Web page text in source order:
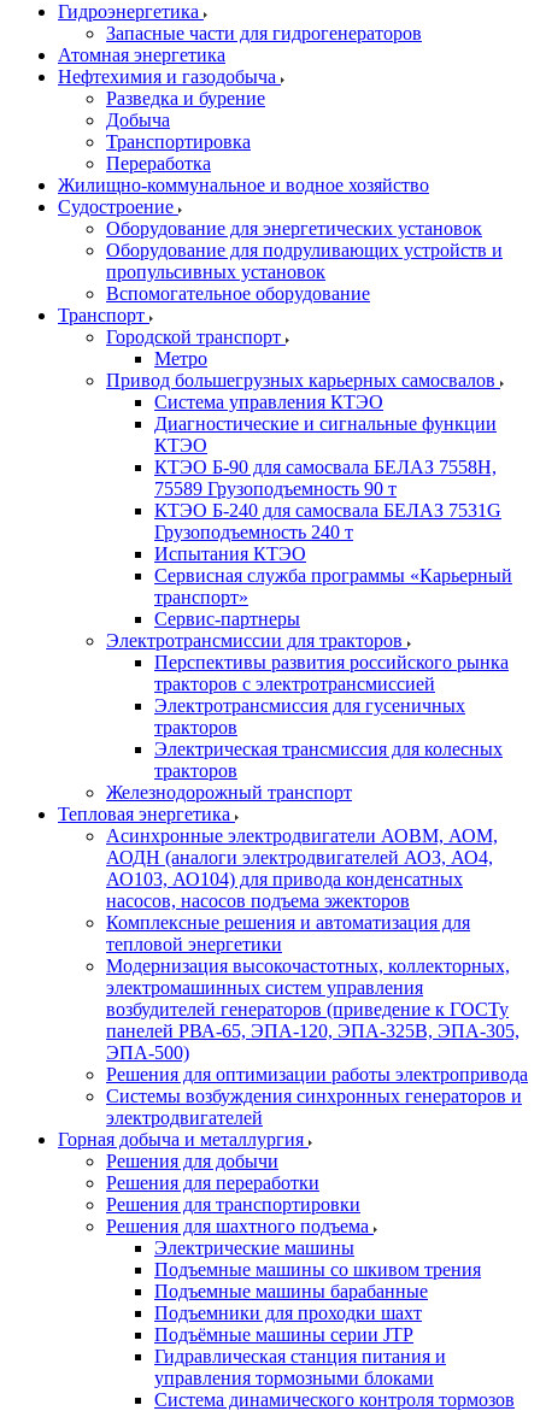
Гидроэнергетика
Запасные части для гидрогенераторов
Атомная энергетика
Нефтехимия и газодобыча
Разведка и бурение
Добыча
Транспортировка
Переработка
Жилищно-коммунальное и водное хозяйство
Судостроение
Оборудование для энергетических установок
Оборудование для подруливающих устройств и
пропульсивных установок
Вспомогательное оборудование
Транспорт
Городской транспорт
Метро
Привод большегрузных карьерных самосвалов
Система управления КТЭО
Диагностические и сигнальные функции
КТЭО
КТЭО Б-90 для самосвала БЕЛАЗ 7558H,
75589 Грузоподъемность 90 т
КТЭО Б-240 для самосвала БЕЛАЗ 7531G
Грузоподъемность 240 т
Испытания КТЭО
Сервисная служба программы «Карьерный
транспорт»
Сервис-партнеры
Электротрансмиссии для тракторов
Перспективы развития российского рынка
тракторов с электротрансмиссией
Электротрансмиссия для гусеничных
тракторов
Электрическая трансмиссия для колесных
тракторов
Железнодорожный транспорт
Тепловая энергетика
Асинхронные электродвигатели АОВМ, АОМ,
АОДН (аналоги электродвигателей АО3, АО4,
АО103, АО104) для привода конденсатных
насосов, насосов подъема эжекторов
Комплексные решения и автоматизация для
тепловой энергетики
Модернизация высокочастотных, коллекторных,
электромашинных систем управления
возбудителей генераторов (приведение к ГОСТу
панелей РВА-65, ЭПА-120, ЭПА-325В, ЭПА-305,
ЭПА-500)
Решения для оптимизации работы электропривода
Системы возбуждения синхронных генераторов и
электродвигателей
Горная добыча и металлургия
Решения для добычи
Решения для переработки
Решения для транспортировки
Решения для шахтного подъема
Электрические машины
Подъемные машины со шкивом трения
Подъемные машины барабанные
Подъемники для проходки шахт
Подъёмные машины серии JTP
Гидравлическая станция питания и
управления тормозными блоками
Система динамического контроля тормозов